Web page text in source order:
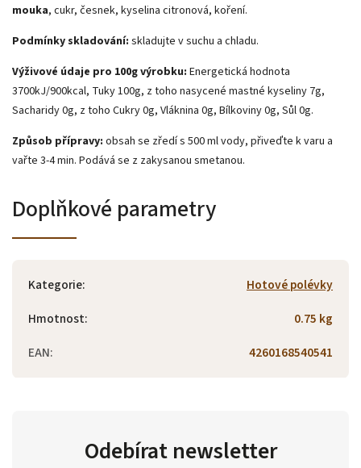
mouka, cukr, česnek, kyselina citronová, koření.
Podmínky skladování: skladujte v suchu a chladu.
Výživové údaje pro 100g výrobku: Energetická hodnota
3700kJ/900kcal, Tuky 100g, z toho nasycené mastné kyseliny 7g,
Sacharidy 0g, z toho Cukry 0g, Vláknina 0g, Bílkoviny 0g, Sůl 0g.
Způsob přípravy: obsah se zředí s 500 ml vody, přiveďte k varu a
vařte 3-4 min. Podává se z zakysanou smetanou.
Doplňkové parametry
Kategorie:
Hotové polévky
Hmotnost:
0.75 kg
EAN: 4260168540541
Odebírat newsletter